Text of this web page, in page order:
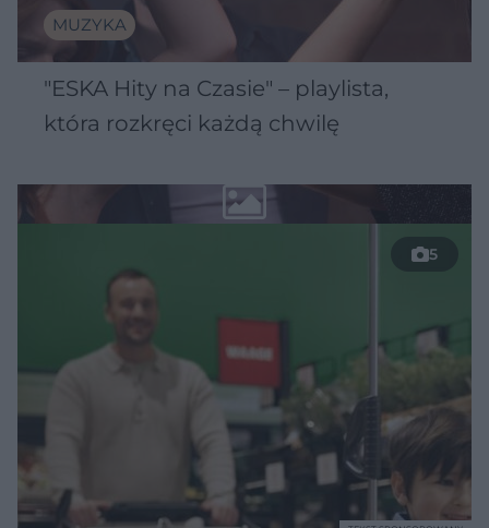
MUZYKA
"ESKA Hity na Czasie" – playlista,
która rozkręci każdą chwilę
5